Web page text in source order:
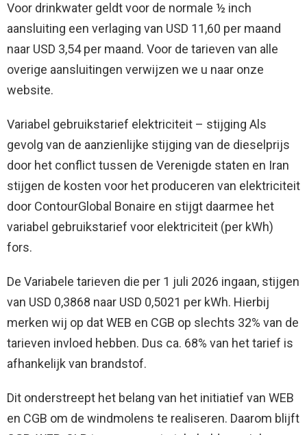
Voor drinkwater geldt voor de normale ½ inch
aansluiting een verlaging van USD 11,60 per maand
naar USD 3,54 per maand. Voor de tarieven van alle
overige aansluitingen verwijzen we u naar onze
website.
Variabel gebruikstarief elektriciteit – stijging Als
gevolg van de aanzienlijke stijging van de dieselprijs
door het conflict tussen de Verenigde staten en Iran
stijgen de kosten voor het produceren van elektriciteit
door ContourGlobal Bonaire en stijgt daarmee het
variabel gebruikstarief voor elektriciteit (per kWh)
fors.
De Variabele tarieven die per 1 juli 2026 ingaan, stijgen
van USD 0,3868 naar USD 0,5021 per kWh. Hierbij
merken wij op dat WEB en CGB op slechts 32% van de
tarieven invloed hebben. Dus ca. 68% van het tarief is
afhankelijk van brandstof.
Dit onderstreept het belang van het initiatief van WEB
en CGB om de windmolens te realiseren. Daarom blijft